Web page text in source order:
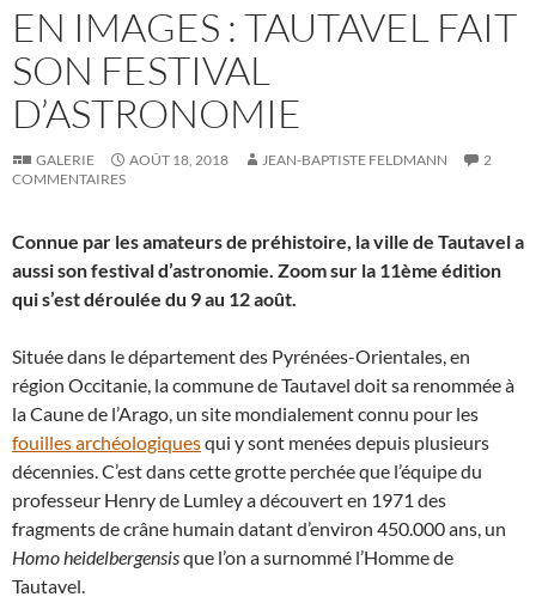
EN IMAGES : TAUTAVEL FAIT
SON FESTIVAL
D’ASTRONOMIE
GALERIE AOÛT 18, 2018 JEAN-BAPTISTE FELDMANN
2
COMMENTAIRES
Connue par les amateurs de préhistoire, la ville de Tautavel a
aussi son festival d’astronomie. Zoom sur la 11ème édition
qui s’est déroulée du 9 au 12 août.
Située dans le département des Pyrénées-Orientales, en
région Occitanie, la commune de Tautavel doit sa renommée à
la Caune de l’Arago, un site mondialement connu pour les
fouilles archéologiquesqui y sont menées depuis plusieurs
décennies. C’est dans cette grotte perchée que l’équipe du
professeur Henry de Lumley a découvert en 1971 des
fragments de crâne humain datant d’environ 450.000 ans, un
Homo heidelbergensisque l’on a surnommé l’Homme de
Tautavel.